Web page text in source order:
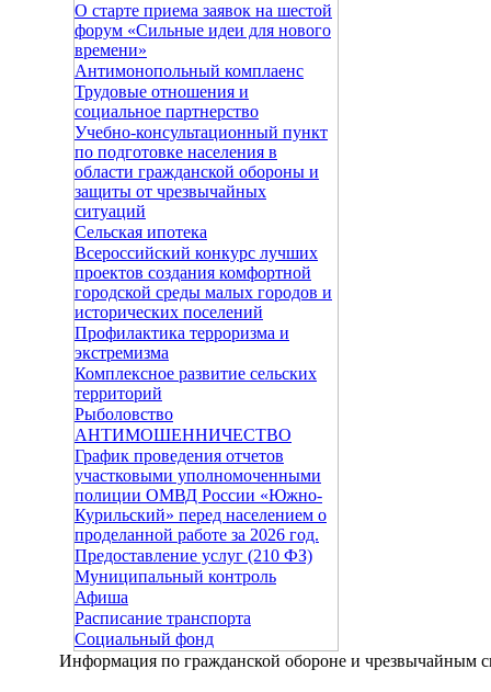
О старте приема заявок на шестой
форум «Сильные идеи для нового
времени»
Антимонопольный комплаенс
Трудовые отношения и
социальное партнерство
Учебно-консультационный пункт
по подготовке населения в
области гражданской обороны и
защиты от чрезвычайных
ситуаций
Сельская ипотека
Всероссийский конкурс лучших
проектов создания комфортной
городской среды малых городов и
исторических поселений
Профилактика терроризма и
экстремизма
Комплексное развитие сельских
территорий
Рыболовство
АНТИМОШЕННИЧЕСТВО
График проведения отчетов
участковыми уполномоченными
полиции ОМВД России «Южно-
Курильский» перед населением о
проделанной работе за 2026 год.
Предоставление услуг (210 ФЗ)
Муниципальный контроль
Афиша
Расписание транспорта
Социальный фонд
Информация по гражданской обороне и чрезвычайным